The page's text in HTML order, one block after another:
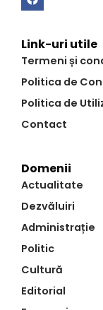
Link-uri utile
Termeni și
Politica de
Politica de
Contact
Domenii
Actualitate
Dezvăluiri
Administrație
Politic
Cultură
Editorial